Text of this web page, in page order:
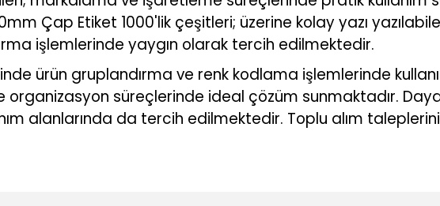
Çap Etiket 1000'lik çeşitleri; üzerine kolay yazı
işlemlerinde yaygın olarak tercih edilmektedir.
ürün gruplandırma ve renk kodlama işlemlerinde
organizasyon süreçlerinde ideal çözüm sunmaktadır.
alanlarında da tercih edilmektedir. Toplu alım